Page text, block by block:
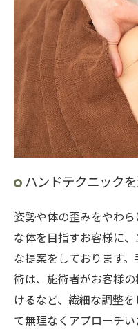
ハンドテクニック
姿勢や体の歪みをやわ
な体を目指すお客様に
な提案をしております
術は、施術者がお客様
けるなど、繊細な調整
て無理なくアプローチ